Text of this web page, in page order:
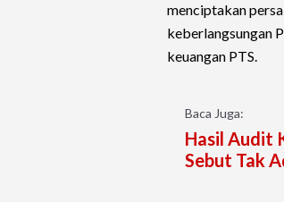
menciptakan
keberlangsungan
keuangan PTS.
Baca Juga:
Hasil Audit
Sebut Tak